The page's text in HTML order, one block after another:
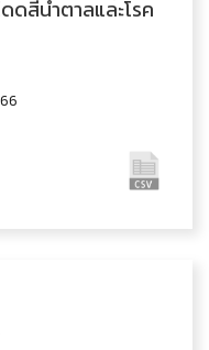
ดสีน้ำตาลและโรค